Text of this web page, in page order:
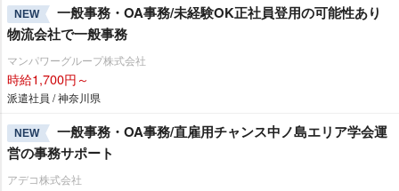
NEW
一般事務・OA事務/未経験OK正社員登用の可能性あり
物流会社で一般事務
マンパワーグループ株式会社
時給1,700円～
派遣社員 / 神奈川県
NEW
一般事務・OA事務/直雇用チャンス中ノ島エリア学会運
営の事務サポート
アデコ株式会社